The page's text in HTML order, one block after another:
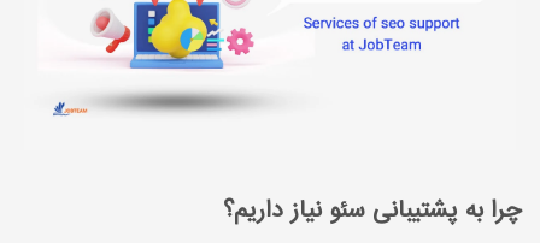
چرا به پشتیبانی سئو نیاز داریم؟